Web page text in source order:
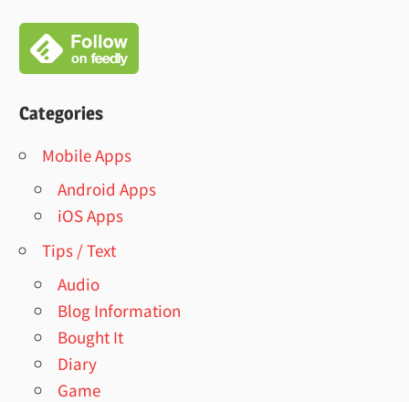
Categories
Mobile Apps
Android Apps
iOS Apps
Tips / Text
Audio
Blog Information
Bought It
Diary
Game